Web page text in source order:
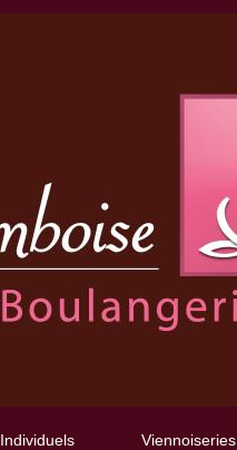
Individuels Viennoiseries